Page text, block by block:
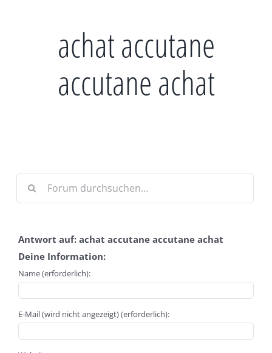
achat accutane
accutane achat
Antwort auf: achat accutane accutane achat
Deine Information:
Name (erforderlich):
E-Mail (wird nicht angezeigt) (erforderlich):